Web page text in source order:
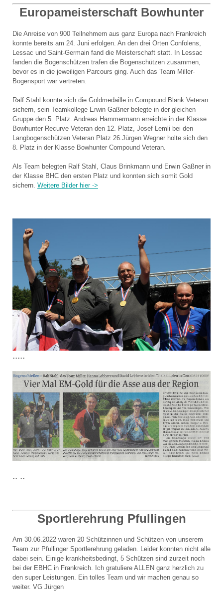
Europameisterschaft Bowhunter
Die Anreise von 900 Teilnehmern aus ganz Europa nach Frankreich
konnte bereits am 24. Juni erfolgen. An den drei Orten Confolens,
Lessac und Saint-Germain fand die Meisterschaft statt. In Lessac
fanden die Bogenschützen trafen die Bogenschützen zusammen,
bevor es in die jeweiligen Parcours ging. Auch das Team Miller-
Bogensport war vertreten.
Ralf Stahl konnte sich die Goldmedaille in Compound Blank Veteran
sichern, sein Teamkollege Erwin Gaßner belegte in der gleichen
Gruppe den 5. Platz. Andreas Hammermann erreichte in der Klasse
Bowhunter Recurve Veteran den 12. Platz, Josef Lemli bei den
Langbogenschützen Veteran Platz 26.Jürgen Wegner holte sich den
8. Platz in der Klasse Bowhunter Compound Veteran.
Als Team belegten Ralf Stahl, Claus Brinkmann und Erwin Gaßner in
der Klasse BHC den ersten Platz und konnten sich somit Gold
sichern. Weitere Bilder hier ->
.....
.. ..
Sportlerehrung Pfullingen
Am 30.06.2022 waren 20 Schützinnen und Schützen von unserem
Team zur Pfullinger Sportlerehrung geladen. Leider konnten nicht alle
dabei sein. Einige krankheitsbedingt, 5 Schützen sind zurzeit noch
bei der EBHC in Frankreich. Ich gratuliere ALLEN ganz herzlich zu
den super Leistungen. Ein tolles Team und wir machen genau so
weiter. VG Jürgen